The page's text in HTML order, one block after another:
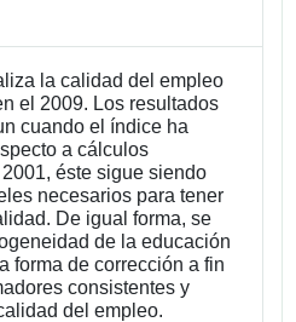
la calidad del empleo
el 2009. Los resultados
cuando el índice ha
a cálculos
éste sigue siendo
necesarios para tener
De igual forma, se
de la educación
forma de corrección a fin
consistentes y
del empleo.